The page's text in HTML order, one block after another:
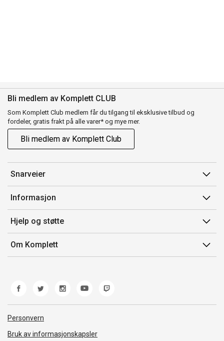
Bli medlem av Komplett CLUB
Som Komplett Club medlem får du tilgang til eksklusive tilbud og
fordeler, gratis frakt på alle varer* og mye mer.
Bli medlem av Komplett Club
Snarveier
Min side
Ordreoversikt
Flex
Komplett Club
Informasjon
Salgsbetingelser
Medlemsvilkår for Komplett Club
Merker/produsent
Hjelp og støtte
Kontakt oss
Kundeservice
Retur
Reklamasjon og garanti
Frakt og levering
Om Komplett
Personvern
Bruk av informasjonskapsler